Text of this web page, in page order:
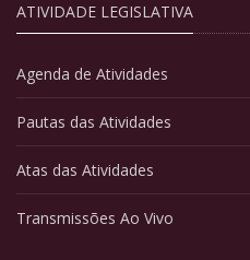
ATIVIDADE LEGISLATIVA
Agenda de Atividades
Pautas das Atividades
Atas das Atividades
Transmissões Ao Vivo